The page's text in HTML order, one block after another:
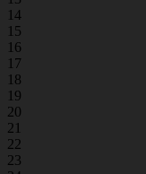
14
15
16
17
18
19
20
21
22
23